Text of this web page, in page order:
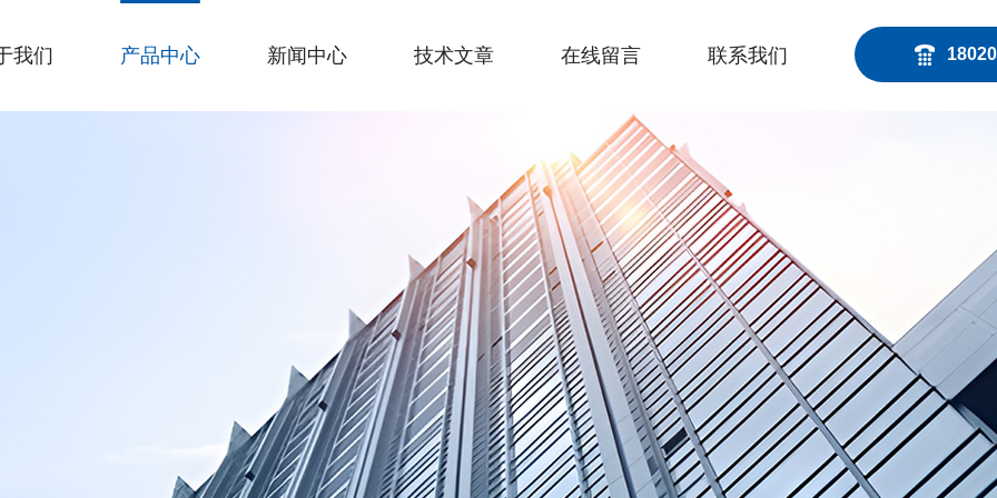
我们 产品中心 新闻中心 技术文章 在线留言 联系我们